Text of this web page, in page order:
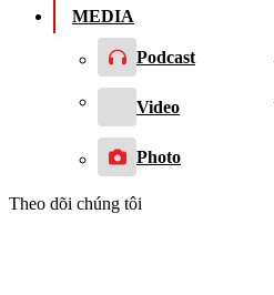
MEDIA
Podcast
Video
Photo
Theo dõi chúng tôi